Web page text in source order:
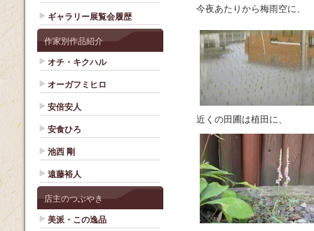
ギャラリー展覧会履歴
作家別作品紹介
オチ・キクハル
オーガフミヒロ
安倍安人
安食ひろ
池西 剛
遠藤裕人
店主のつぶやき
美派・この逸品
今夜あたりから梅雨空に、
近くの田圃は植田に、